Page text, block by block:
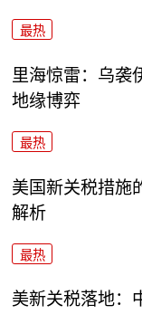
最热
里海惊雷：乌袭
地缘博弈
最热
美国新关税措施
解析
最热
美新关税落地：